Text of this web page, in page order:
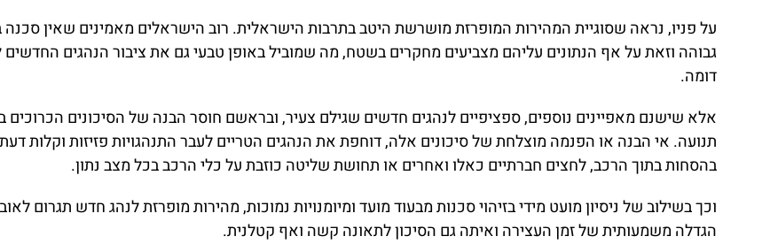
על פניו, נראה שסוגיית המהירות המופרזת מושרשת היטב בתרבות הישראלית. רוב הישראלים מאמינים שאין סכנה
גבוהה וזאת על אף הנתונים עליהם מצביעים מחקרים בשטח, מה שמוביל באופן טבעי גם את ציבור הנהגים החדשים
דומה.
אלא שישנם מאפיינים נוספים, ספציפיים לנהגים חדשים שגילם צעיר, ובראשם חוסר הבנה של הסיכונים הכרוכים
תנועה. אי הבנה או הפנמה מוצלחת של סיכונים אלה, דוחפת את הנהגים הטריים לעבר התנהגויות פזיזות וקלות
בהסחות בתוך הרכב, לחצים חברתיים כאלו ואחרים או תחושת שליטה כוזבת על כלי הרכב בכל מצב נתון.
וכך בשילוב של ניסיון מועט מידי בזיהוי סכנות מבעוד מועד ומיומנויות נמוכות, מהירות מופרזת לנהג חדש תגרום
הגדלה משמעותית של זמן העצירה ואיתה גם הסיכון לתאונה קשה ואף קטלנית.